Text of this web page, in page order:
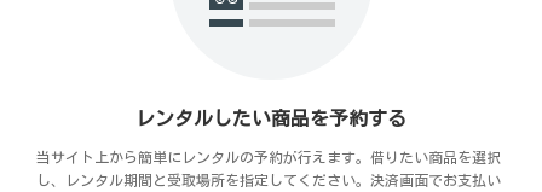
レンタルしたい商品を予約する
当サイト上から簡単にレンタルの予約が行えます。借りたい商品を選択
し、レンタル期間と受取場所を指定してください。決済画面でお支払い